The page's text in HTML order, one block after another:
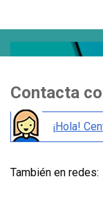
Contacta
¡Hola!
También en redes: